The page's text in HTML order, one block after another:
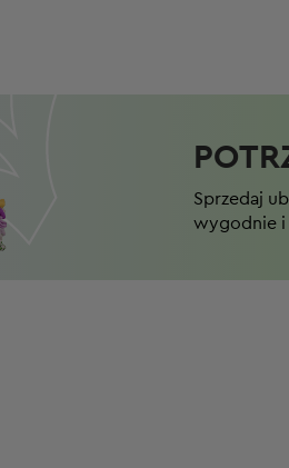
Sprzedaj
wygodnie i